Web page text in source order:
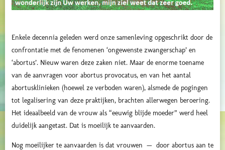
Enkele decennia geleden werd onze samenleving opgeschrikt door de
confrontatie met de fenomenen ‘ongewenste zwangerschap’ en
‘abortus’. Nieuw waren deze zaken niet. Maar de enorme toename
van de aanvragen voor abortus provocatus, en van het aantal
abortusklinieken (hoewel ze verboden waren), alsmede de pogingen
tot legalisering van deze praktijken, brachten allerwegen beroering.
Het ideaalbeeld van de vrouw als “eeuwig blijde moeder” werd heel
duidelijk aangetast. Dat is moeilijk te aanvaarden.
Nog moeilijker te aanvaarden is dat vrouwen — door abortus aan te